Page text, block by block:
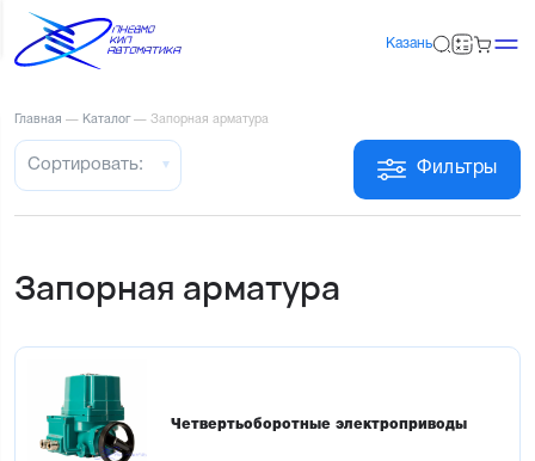
Казань
Главная — Каталог — Запорная арматура
Фильтры
Сортировать:
Запорная арматура
Четвертьоборотные электроприводы